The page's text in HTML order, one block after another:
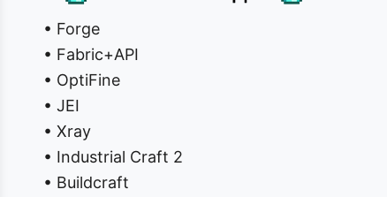
• Forge
• Fabric+API
• OptiFine
• JEI
• Xray
• Industrial Craft 2
• Buildcraft